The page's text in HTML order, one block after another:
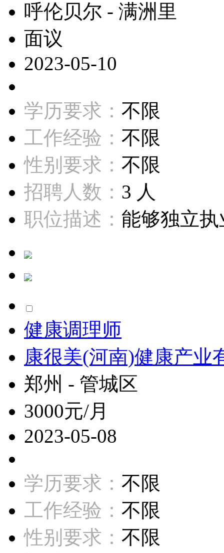
呼伦贝尔 - 满洲里
面议
2023-05-10
学历要求： 不限
工作经验： 不限
性别要求： 不限
招聘人数： 3 人
职位描述： 能够独立执
健康调理师
康很美(河南)健康产业
郑州 - 管城区
3000元/月
2023-05-08
学历要求： 不限
工作经验： 不限
性别要求： 不限